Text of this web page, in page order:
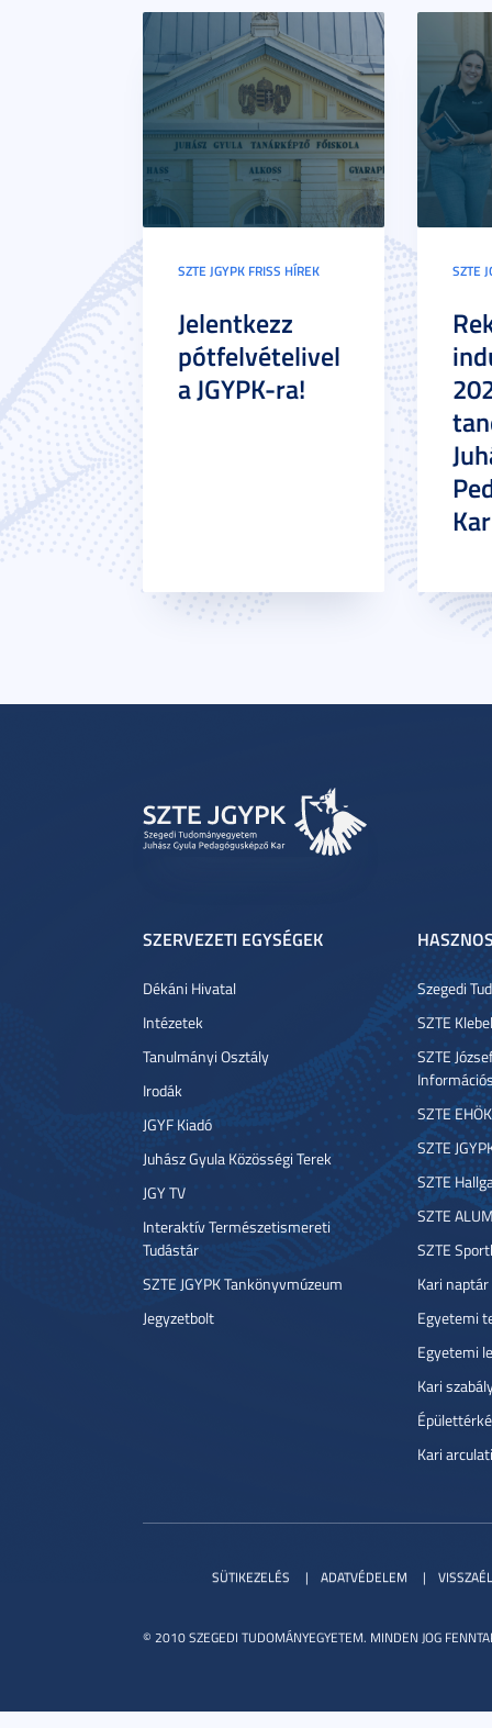
SZTE JGYPK FRISS HÍREK
Jelentkezz
pótfelvételivel
a JGYPK-ra!
SZTE
SZERVEZETI EGYSÉGEK
Dékáni Hivatal
Intézetek
Tanulmányi Osztály
Irodák
JGYF Kiadó
Juhász Gyula Közösségi Terek
JGY TV
Interaktív Természetismereti
Tudástár
SZTE JGYPK Tankönyvmúzeum
Jegyzetbolt
Szegedi
SZTE
SZTE
SZTE EHÖK
SZTE
SZTE
SZTE
SZTE
Kari naptár
Egyetemi
Egyetemi
Kari
Kari
© 2010 SZEGEDI TUDOMÁNYEGYETEM. MINDEN JOG
SÜTIKEZELÉS ADATVÉDELEM